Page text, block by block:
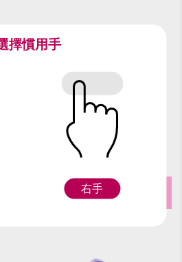
#樵夫
#七個小矮人
擇慣用手
右手